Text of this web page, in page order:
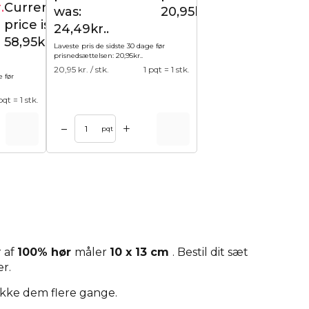
72,19
Current
price is:
58,95kr..
før
= 1 stk.
was:
24,49kr..
20,95kr..
Laveste pris de sidste 30 dage før
prisnedsættelsen: 20,95kr.
20,95 kr. / stk. 1 pqt = 1 stk.
– pqt +
af 100% hør måler 10 x 13 cm . Bestil dit sæt
dem flere gange.